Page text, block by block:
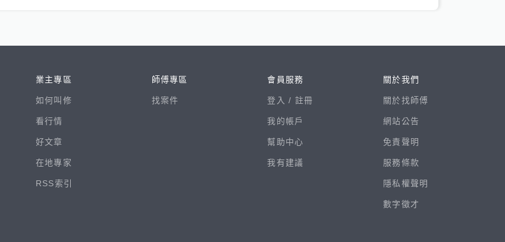
業主專區
如何叫修
看行情
好文章
在地專家
RSS索引
師傅專區
找案件
會員服務
登入 / 註冊
我的帳戶
幫助中心
我有建議
關於我們
關於找師傅
網站公告
免責聲明
服務條款
隱私權聲明
數字徵才